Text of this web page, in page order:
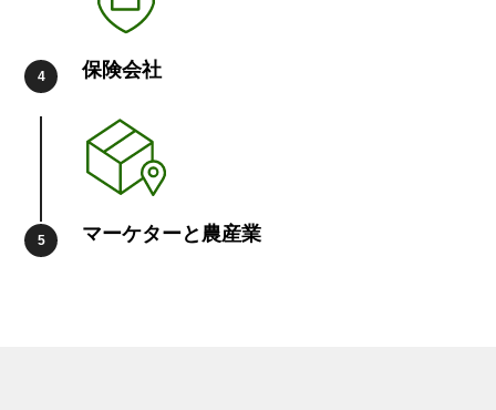
保険会社
マーケターと農産業